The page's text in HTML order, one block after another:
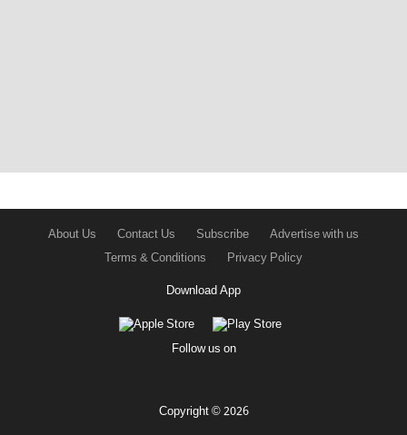
About Us Contact Us Subscribe
Advertise with us
Terms & Conditions
Privacy Policy
Download App
Follow us on
Copyright © 2026